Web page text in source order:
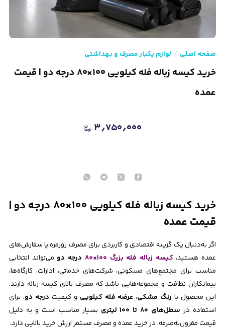
صفحه اصلی لوازم یکبار مصرف و بهداشتی
خرید کیسه زباله فله کیلویی ۱۰۰×۸۰ درجه دو | قیمت
عمده
۳٫۷۵۰٫۰۰۰
خرید کیسه زباله فله کیلویی ۱۰۰×۸۰ درجه دو |
قیمت عمده
اگر به‌دنبال یک گزینه اقتصادی و کاربردی برای مصرف روزمره یا سفارش‌های
عمده هستید، کیسه زباله فله بزرگ ۱۰۰×۸۰ درجه دو می‌تواند انتخابی
مناسب برای مجتمع‌های مسکونی، شرکت‌های خدماتی، ادارات، کارگاه‌ها،
پیمانکاران نظافت و مجموعه‌هایی باشد که مصرف بالای کیسه زباله دارند.
این محصول با رنگ مشکی، عرضه فله کیلویی و کیفیت درجه دو، برای
استفاده در سطل‌های ۸۰ تا ۱۰۰ لیتری
بسیار مناسب است و به دلیل
قیمت مقرون‌به‌صرفه، در خرید عمده و مصرف مستمر ارزش خرید بالایی دارد.